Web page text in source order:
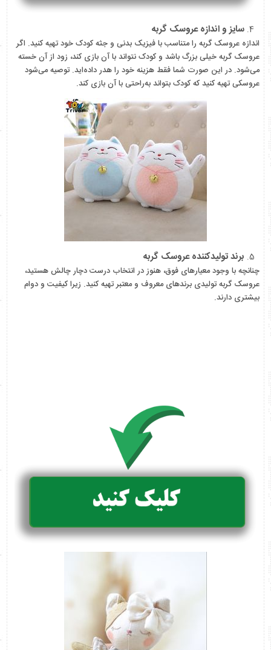
سایز و اندازه عروسک گربه
اندازه عروسک گربه را متناسب با فیزیک بدنی و جثه کودک خود تهیه کنید. اگر
عروسک گربه خیلی بزرگ باشد و کودک نتواند با آن بازی کند، زود از آن خسته
می‌شود. در این صورت شما فقط هزینه خود را هدر داده‌اید. توصیه می‌شود
عروسکی تهیه کنید که کودک بتواند به‌راحتی با آن بازی کند.
برند تولیدکننده عروسک گربه
چنانچه با وجود معیارهای فوق، هنوز در انتخاب درست دچار چالش هستید،
عروسک گربه تولیدی برندهای معروف و معتبر تهیه کنید. زیرا کیفیت و دوام
بیشتری دارند.